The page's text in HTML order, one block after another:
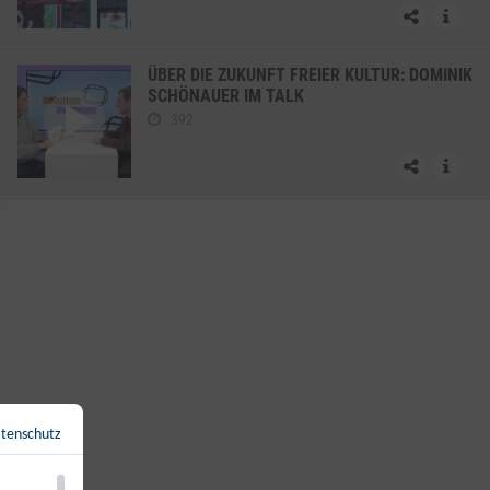
ÜBER DIE ZUKUNFT FREIER KULTUR: DOMINIK
SCHÖNAUER IM TALK